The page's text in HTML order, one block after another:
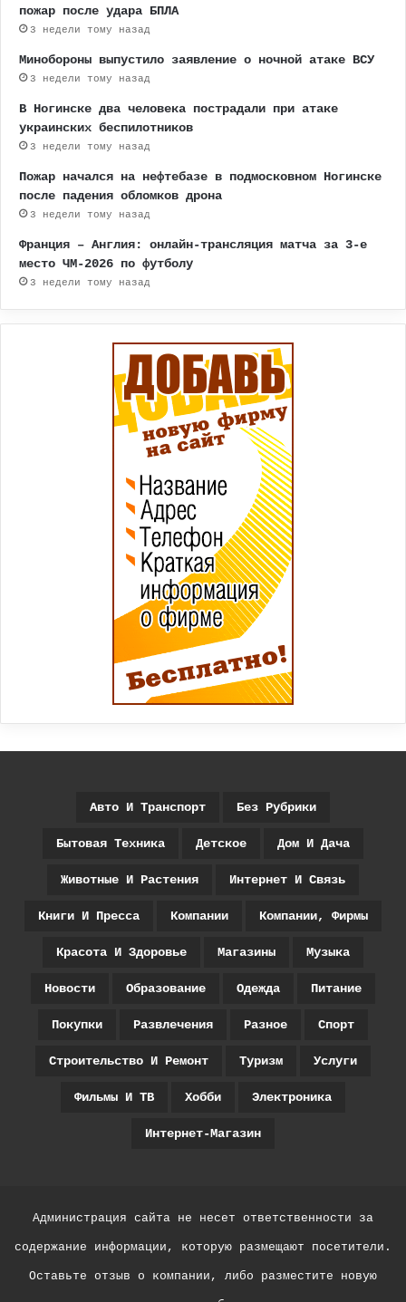
пожар после удара БПЛА
3 недели тому назад
Минобороны выпустило заявление о ночной атаке ВСУ
3 недели тому назад
В Ногинске два человека пострадали при атаке
украинских беспилотников
3 недели тому назад
Пожар начался на нефтебазе в подмосковном Ногинске
после падения обломков дрона
3 недели тому назад
Франция – Англия: онлайн-трансляция матча за 3-е
место ЧМ-2026 по футболу
3 недели тому назад
Авто И Транспорт Без Рубрики
Бытовая Техника Детское Дом И Дача
Животные И Растения Интернет И Связь
Книги И Пресса Компании Компании, Фирмы
Красота И Здоровье Магазины Музыка
Новости Образование Одежда Питание
Покупки Развлечения Разное Спорт
Строительство И Ремонт Туризм Услуги
Фильмы И ТВ Хобби Электроника
Интернет-Магазин
Администрация сайта не несет ответственности за
содержание информации, которую размещают посетители.
Оставьте отзыв о компании, либо разместите новую